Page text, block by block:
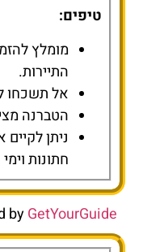
טיפים:
מומלץ
התיירות.
אל תשכחו
הטברנה
ניתן
חתונות
byGetYourGuide